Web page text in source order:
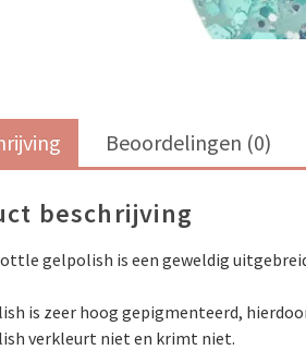
Beoordelingen (0)
beschrijving
gelpolish is een geweldig
is zeer hoog gepigmenteerd,
verkleurt niet en krimt niet.